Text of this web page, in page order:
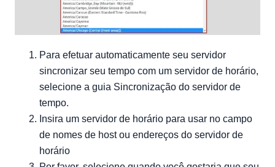
Para efetuar automaticamente seu servidor
sincronizar seu tempo com um servidor de horário,
selecione a guia Sincronização do servidor de
tempo.
Insira um servidor de horário para usar no campo
de nomes de host ou endereços do servidor de
horário